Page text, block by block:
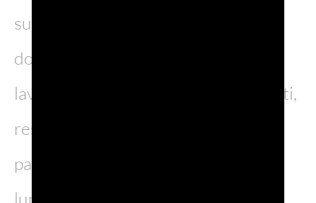
suggestiva come la “Va dee femene”
dove un tempo si riunivano le
lavandaie e che oggi è zona di canneti,
resti archeologici del villaggio
palafitticolo e suggestivi scorci
lungolago. A voi la scelta del